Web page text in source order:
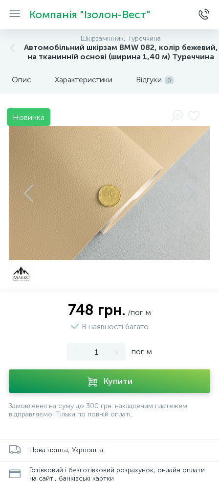
Компанія "Ізолон-Вест"
Шкірзамінник, Туреччина
Автомобільний шкірзам BMW 082, колір бежевий,
на тканинній основі (ширина 1,40 м) Туреччина
Опис Характеристики Відгуки 0
Новинка
748 грн. /пог. м
В наявності багато
- + пог. м
Купити
Замовлення на суму до 300 грн. накладеним платежем
відправляємо! Тільки по повній оплаті.
Нова пошта, Укрпошта
Готівковий і безготівковий розрахунок, онлайн оплати
на сайті, банківські картки